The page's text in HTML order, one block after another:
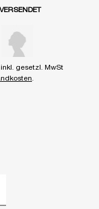
gesetzl. MwSt
.